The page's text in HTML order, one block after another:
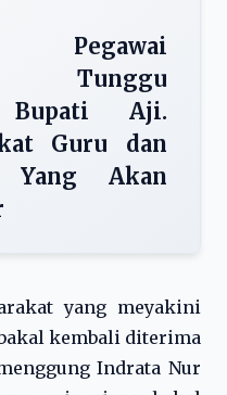
Pegawai
Tunggu
Bupati Aji.
Guru dan
Yang Akan
yang meyakini
kembali diterima
Indrata Nur